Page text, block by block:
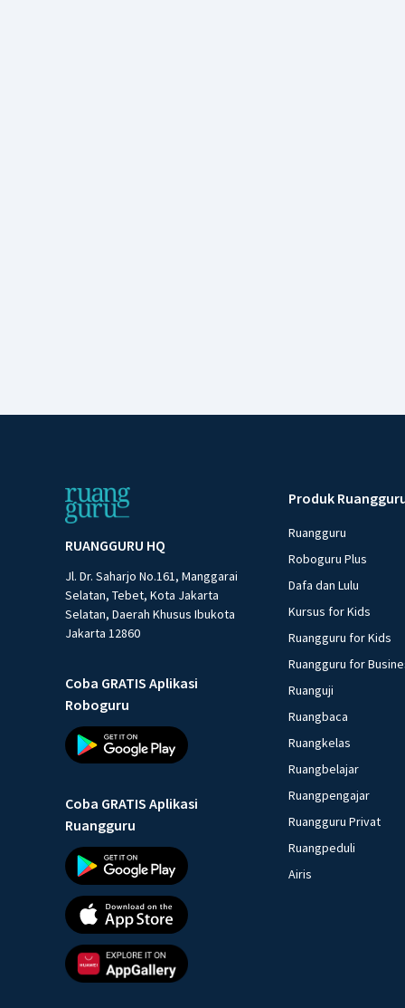
RUANGGURU HQ
Jl. Dr. Saharjo No.161, Manggarai
Selatan, Tebet, Kota Jakarta
Selatan, Daerah Khusus Ibukota
Jakarta 12860
Coba GRATIS Aplikasi
Roboguru
Coba GRATIS Aplikasi
Ruangguru
Produk
Ruangguru
Roboguru Plus
Dafa dan Lulu
Kursus for Kids
Ruangguru for Kids
Ruangguru for
Ruanguji
Ruangbaca
Ruangkelas
Ruangbelajar
Ruangpengajar
Ruangguru Privat
Ruangpeduli
Airis